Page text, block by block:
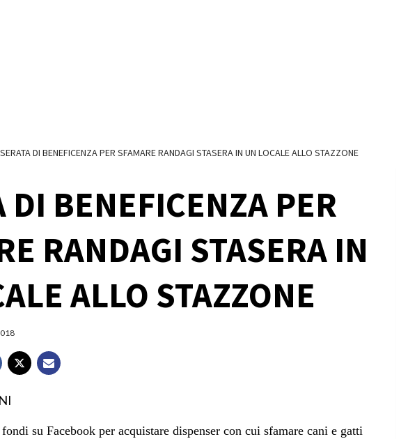
SERATA DI BENEFICENZA PER SFAMARE RANDAGI STASERA IN UN LOCALE ALLO STAZZONE
DI BENEFICENZA PER
RANDAGI STASERA IN
ALLO STAZZONE
su Facebook per acquistare dispenser con cui sfamare cani e gatti